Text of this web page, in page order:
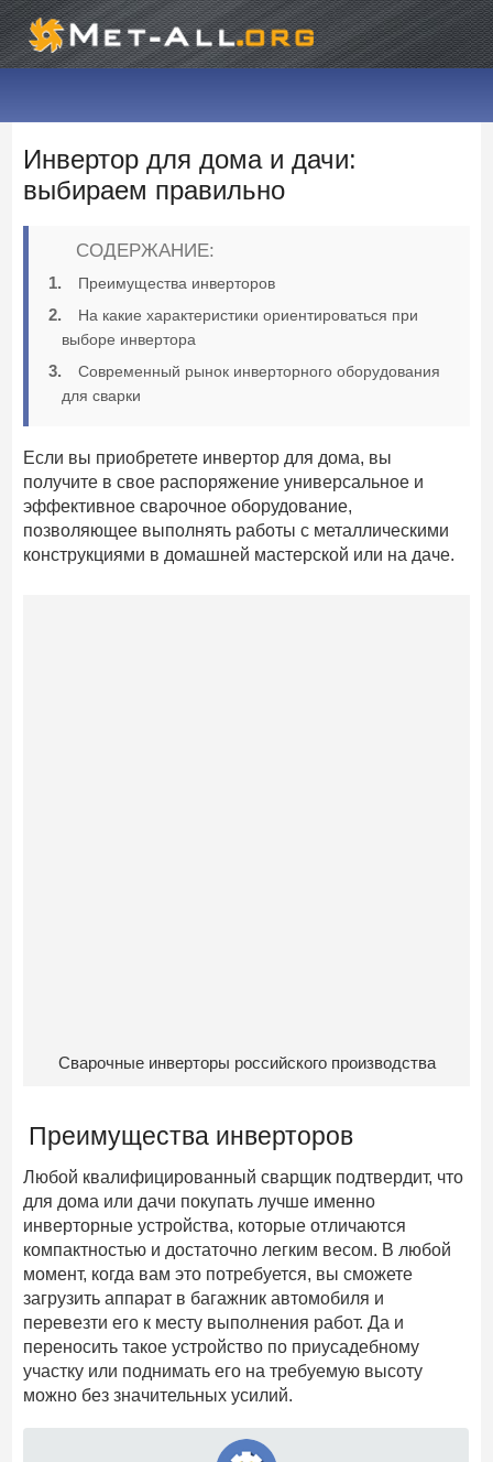
Инвертор для дома и дачи:
выбираем правильно
СОДЕРЖАНИЕ:
Преимущества инверторов
На какие характеристики ориентироваться при
выборе инвертора
Современный рынок инверторного оборудования
для сварки
Если вы приобретете инвертор для дома, вы
получите в свое распоряжение универсальное и
эффективное сварочное оборудование,
позволяющее выполнять работы с металлическими
конструкциями в домашней мастерской или на даче.
Сварочные инверторы российского производства
Преимущества инверторов
Любой квалифицированный сварщик подтвердит, что
для дома или дачи покупать лучше именно
инверторные устройства, которые отличаются
компактностью и достаточно легким весом. В любой
момент, когда вам это потребуется, вы сможете
загрузить аппарат в багажник автомобиля и
перевезти его к месту выполнения работ. Да и
переносить такое устройство по приусадебному
участку или поднимать его на требуемую высоту
можно без значительных усилий.